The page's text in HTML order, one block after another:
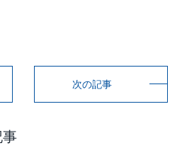
次の記事
事